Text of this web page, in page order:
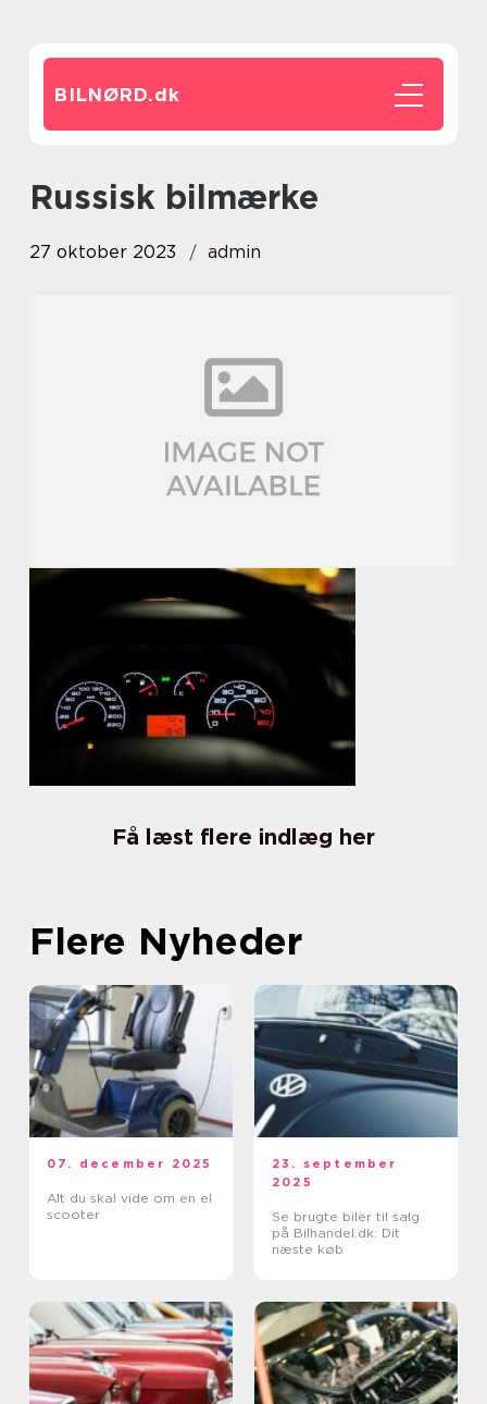
BILNØRD.dk
russisk bilmærke
27 oktober 2023 admin
Få læst flere indlæg her
Flere Nyheder
07. december 2025
Alt du skal vide om en el
scooter
23. september
2025
Se brugte biler til salg
på Bilhandel.dk: Dit
næste køb